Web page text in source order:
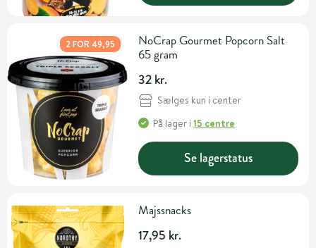
2 FOR 49,95
NoCrap Gourmet Popcorn Salt
65 gram
32 kr.
Sælges kun i center
På lager i15 centre
Se lagerstatus
Majssnacks
17,95 kr.